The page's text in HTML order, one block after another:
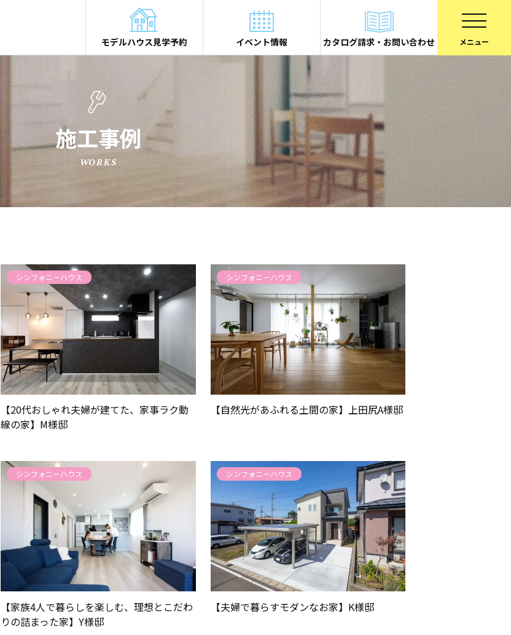
モデルハウス見学予約 イベント情報 カタログ請求・お問い合わせ
施工事例
WORKS
シンフォニーハウス
【20代おしゃれ夫婦が建てた、家事ラク動
線の家】M様邸
シンフォニーハウス
【自然光があふれる土間の家】上田尻A様邸
シンフォニーハウス
【家族4人で暮らしを楽しむ、理想とこだわ
りの詰まった家】Y様邸
シンフォニーハウス
【夫婦で暮らすモダンなお家】K様邸